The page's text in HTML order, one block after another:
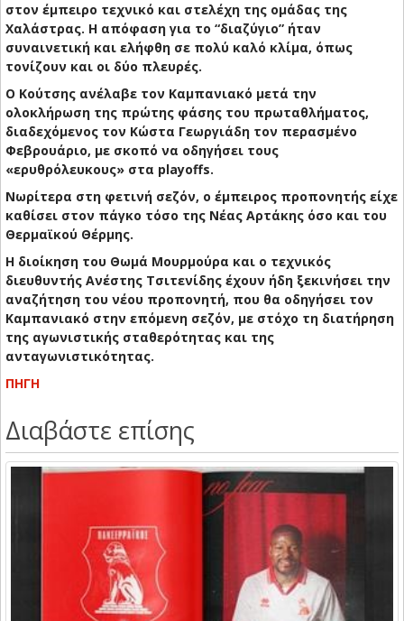
στον έμπειρο τεχνικό και στελέχη της ομάδας της
Χαλάστρας. Η απόφαση για το “διαζύγιο” ήταν
συναινετική και ελήφθη σε πολύ καλό κλίμα, όπως
τονίζουν και οι δύο πλευρές.
Ο Κούτσης ανέλαβε τον Καμπανιακό μετά την
ολοκλήρωση της πρώτης φάσης του πρωταθλήματος,
διαδεχόμενος τον Κώστα Γεωργιάδη τον περασμένο
Φεβρουάριο, με σκοπό να οδηγήσει τους
«ερυθρόλευκους» στα playoffs.
Νωρίτερα στη φετινή σεζόν, ο έμπειρος προπονητής είχε
καθίσει στον πάγκο τόσο της Νέας Αρτάκης όσο και του
Θερμαϊκού Θέρμης.
Η διοίκηση του Θωμά Μουρμούρα και ο τεχνικός
διευθυντής Ανέστης Τσιτενίδης έχουν ήδη ξεκινήσει την
αναζήτηση του νέου προπονητή, που θα οδηγήσει τον
Καμπανιακό στην επόμενη σεζόν, με στόχο τη διατήρηση
της αγωνιστικής σταθερότητας και της
ανταγωνιστικότητας.
ΠΗΓΗ
Διαβάστε επίσης